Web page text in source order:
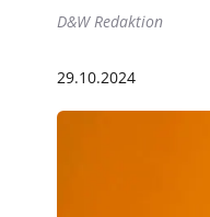
D&W Redaktion
29.10.2024